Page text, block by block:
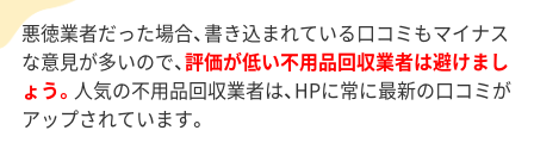
悪徳業者だった場合、書き込まれている口コミもマイナス
な意見が多いので、評価が低い不用品回収業者は避けまし
ょう。 人気の不用品回収業者は、HPに常に最新の口コミが
アップされています。